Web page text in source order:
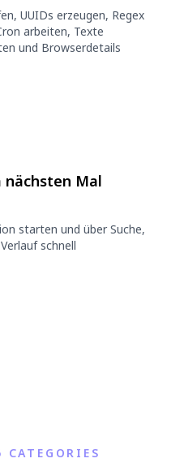
UUIDs erzeugen, Regex
arbeiten, Texte
und Browserdetails
Mal
starten und über Suche,
schnell